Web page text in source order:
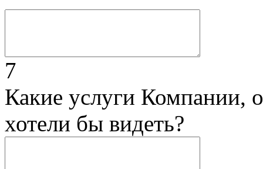
7
Какие услуги Компании,
хотели бы видеть?